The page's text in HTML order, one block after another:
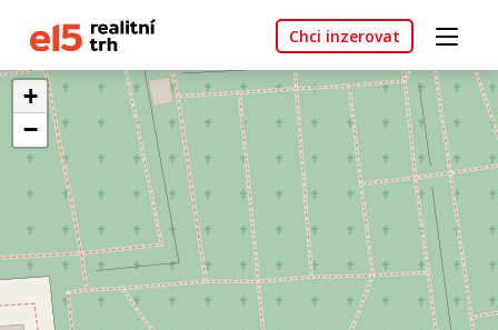
Chci inzerovat
+
−